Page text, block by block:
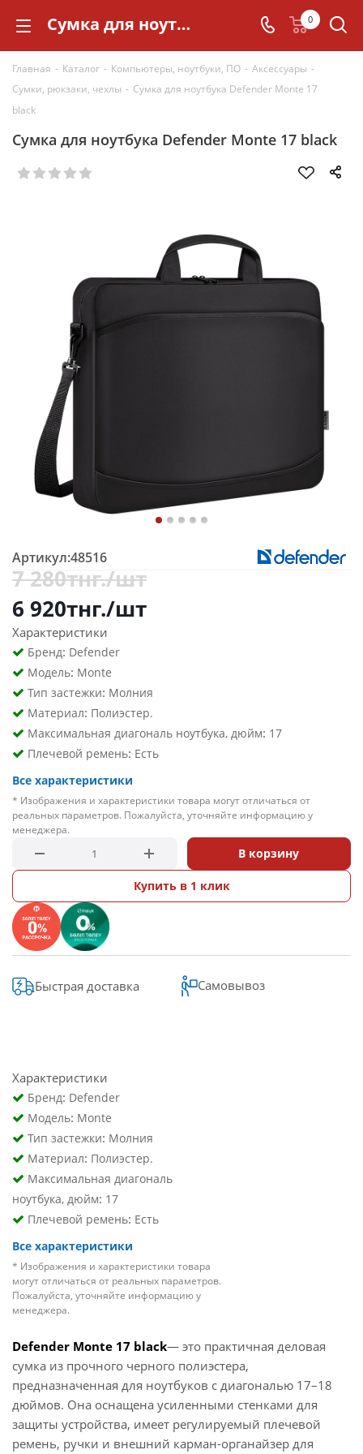
Сумка для ноутбука Defender Monte 17 black 0
Главная - Каталог - Компьютеры, ноутбуки, ПО - Аксессуары -
Сумки, рюкзаки, чехлы - Сумка для ноутбука Defender Monte 17
black
Сумка для ноутбука Defender Monte 17 black
Артикул:48516
7 280тнг./шт
6 920тнг./шт
Характеристики
Бренд: Defender
Модель: Monte
Тип застежки: Молния
Материал: Полиэстер.
Максимальная диагональ ноутбука, дюйм: 17
Плечевой ремень: Есть
Все характеристики
* Изображения и характеристики товара могут отличаться от
реальных параметров. Пожалуйста, уточняйте информацию у
менеджера.
В корзину
Купить в 1 клик
Быстрая доставка Самовывоз
Характеристики
Бренд: Defender
Модель: Monte
Тип застежки: Молния
Материал: Полиэстер.
Максимальная диагональ
ноутбука, дюйм: 17
Плечевой ремень: Есть
Все характеристики
* Изображения и характеристики товара
могут отличаться от реальных параметров.
Пожалуйста, уточняйте информацию у
менеджера.
Defender Monte 17 black— это практичная деловая
сумка из прочного черного полиэстера,
предназначенная для ноутбуков с диагональю 17–18
дюймов. Она оснащена усиленными стенками для
защиты устройства, имеет регулируемый плечевой
ремень, ручки и внешний карман-органайзер для